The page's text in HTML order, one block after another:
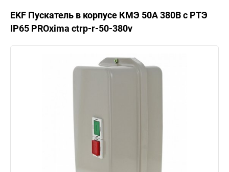
EKF Пускатель в корпусе КМЭ 50А 380В с РТЭ
IP65 PROxima ctrp-r-50-380v